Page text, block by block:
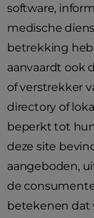
software,
medische
betrekking
aanvaardt ook
of verstrekker
directory of
beperkt tot
deze site
aangeboden,
de
betekenen dat